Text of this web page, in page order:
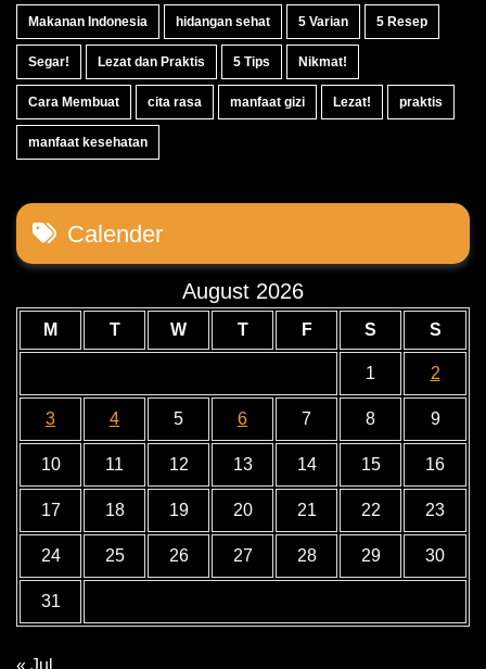
Makanan Indonesia hidangan sehat 5 Varian 5 Resep
Segar! Lezat dan Praktis 5 Tips Nikmat!
Cara Membuat cita rasa manfaat gizi Lezat! praktis
manfaat kesehatan
Calender
August 2026
M T W T F S S
1 2
3 4 5 6 7 8 9
10 11 12 13 14 15 16
17 18 19 20 21 22 23
24 25 26 27 28 29 30
31
« Jul